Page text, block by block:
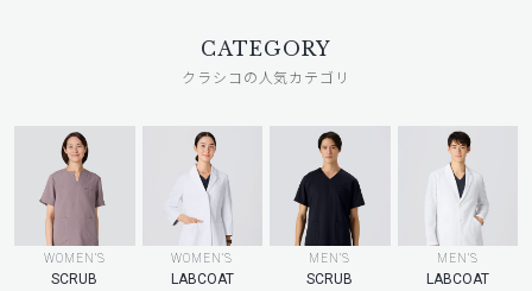
CATEGORY
クラシコの人気カテゴリ
WOMEN’S
SCRUB
WOMEN’S
LABCOAT
MEN’S
SCRUB
MEN’S
LABCOAT